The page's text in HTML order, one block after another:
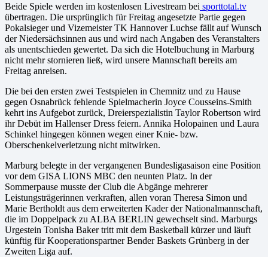
Beide Spiele werden im kostenlosen Livestream bei sporttotal.tv
übertragen. Die ursprünglich für Freitag angesetzte Partie gegen
Pokalsieger und Vizemeister TK Hannover Luchse fällt auf Wunsch
der Niedersächsinnen aus und wird nach Angaben des Veranstalters
als unentschieden gewertet. Da sich die Hotelbuchung in Marburg
nicht mehr stornieren ließ, wird unsere Mannschaft bereits am
Freitag anreisen.
Die bei den ersten zwei Testspielen in Chemnitz und zu Hause
gegen Osnabrück fehlende Spielmacherin Joyce Cousseins-Smith
kehrt ins Aufgebot zurück, Dreierspezialistin Taylor Robertson wird
ihr Debüt im Hallenser Dress feiern. Annika Holopainen und Laura
Schinkel hingegen können wegen einer Knie- bzw.
Oberschenkelverletzung nicht mitwirken.
Marburg belegte in der vergangenen Bundesligasaison eine Position
vor dem GISA LIONS MBC den neunten Platz. In der
Sommerpause musste der Club die Abgänge mehrerer
Leistungsträgerinnen verkraften, allen voran Theresa Simon und
Marie Bertholdt aus dem erweiterten Kader der Nationalmannschaft,
die im Doppelpack zu ALBA BERLIN gewechselt sind. Marburgs
Urgestein Tonisha Baker tritt mit dem Basketball kürzer und läuft
künftig für Kooperationspartner Bender Baskets Grünberg in der
Zweiten Liga auf.